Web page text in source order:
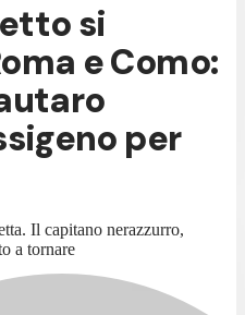
si
e Como:
per
Il capitano nerazzurro,
a tornare